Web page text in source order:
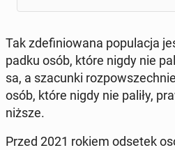
Tak zde­fi­nio­wa­na po­pu­la­cja
pad­ku osób, które nigdy nie
sa, a sza­cun­ki
osób, które nigdy nie paliły,
niższe.
Przed 2021 rokiem odsetek